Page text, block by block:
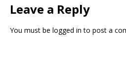
Leave a Reply
You must be logged in to post a